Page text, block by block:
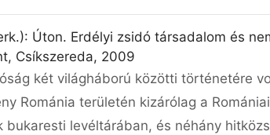
Úton. Erdélyi zsidó társadalom és
Csíkszereda, 2009
két világháború közötti történetére
Románia területén kizárólag a
bukaresti levéltárában, és néhány